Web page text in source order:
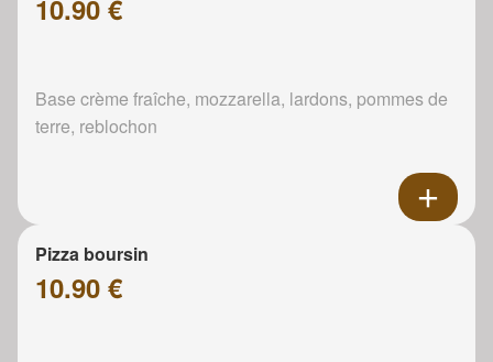
10.90 €
Base crème fraîche, mozzarella, lardons, pommes de
terre, reblochon
Pizza boursin
10.90 €